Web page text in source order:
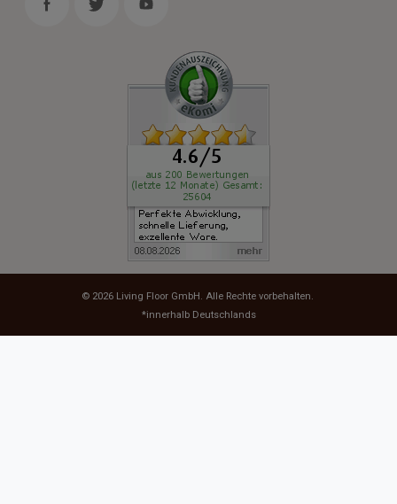
© 2026 Living Floor GmbH . Alle Rechte vorbehalten.
*innerhalb Deutschlands